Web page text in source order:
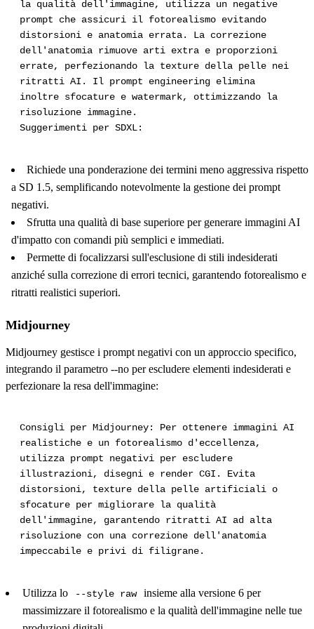
la qualità dell'immagine, utilizza un negative
prompt che assicuri il fotorealismo evitando
distorsioni e anatomia errata. La correzione
dell'anatomia rimuove arti extra e proporzioni
errate, perfezionando la texture della pelle nei
ritratti AI. Il prompt engineering elimina
inoltre sfocature e watermark, ottimizzando la
risoluzione immagine.
Suggerimenti per SDXL:
Richiede una ponderazione dei termini meno aggressiva rispetto
a SD 1.5, semplificando notevolmente la gestione dei prompt
negativi.
Sfrutta una qualità di base superiore per generare immagini AI
d'impatto con comandi più semplici e immediati.
Permette di focalizzarsi sull'esclusione di stili indesiderati
anziché sulla correzione di errori tecnici, garantendo fotorealismo e
ritratti realistici superiori.
Midjourney
Midjourney gestisce i prompt negativi con un approccio specifico,
integrando il parametro --no per escludere elementi indesiderati e
perfezionare la resa dell'immagine:
Consigli per Midjourney: Per ottenere immagini AI
realistiche e un fotorealismo d'eccellenza,
utilizza prompt negativi per escludere
illustrazioni, disegni e render CGI. Evita
distorsioni, texture della pelle artificiali o
sfocature per migliorare la qualità
dell'immagine, garantendo ritratti AI ad alta
risoluzione con una correzione dell'anatomia
impeccabile e privi di filigrane.
Utilizza lo --style raw
insieme alla versione 6 per
massimizzare il fotorealismo e la qualità dell'immagine nelle tue